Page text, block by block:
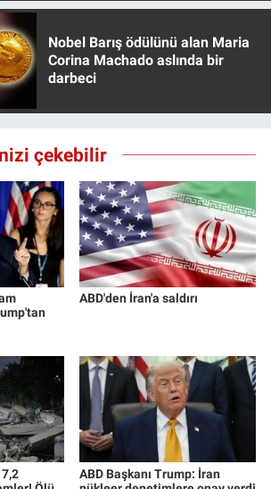
Nobel Barış ödülünü alan Maria
Corina Machado aslında bir
darbeci
çekebilir
ABD'den İran'a saldırı
ABD Başkanı Trump: İran